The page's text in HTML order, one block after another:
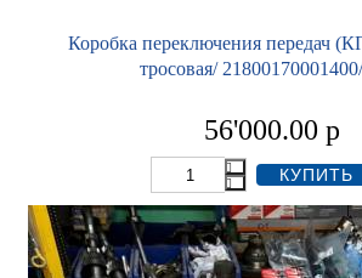
Коробка переключения передач
тросовая/
56'000.00 р